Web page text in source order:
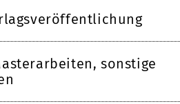
sonstige